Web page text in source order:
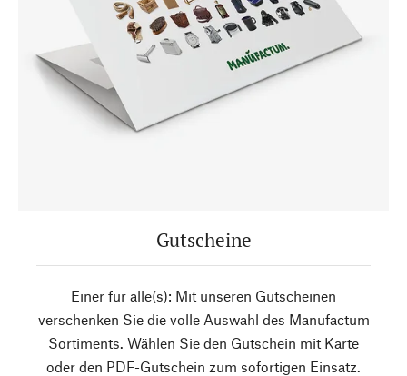
Gutscheine
Einer für alle(s): Mit unseren Gutscheinen
verschenken Sie die volle Auswahl des Manufactum
Sortiments. Wählen Sie den Gutschein mit Karte
oder den PDF-Gutschein zum sofortigen Einsatz.